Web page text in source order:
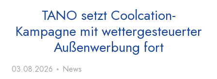
TANO setzt Coolcation-
Kampagne mit wettergesteuerter
Außenwerbung fort
03.08.2026 News